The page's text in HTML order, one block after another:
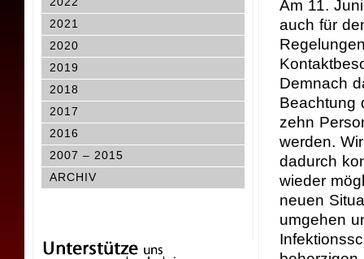
2021
2020
2019
2018
2017
2016
2007 – 2015
ARCHIV
Am 11.
auch für
Demnach
Beachtung
zehn
werden.
dadurch
wieder
neuen
umgehen